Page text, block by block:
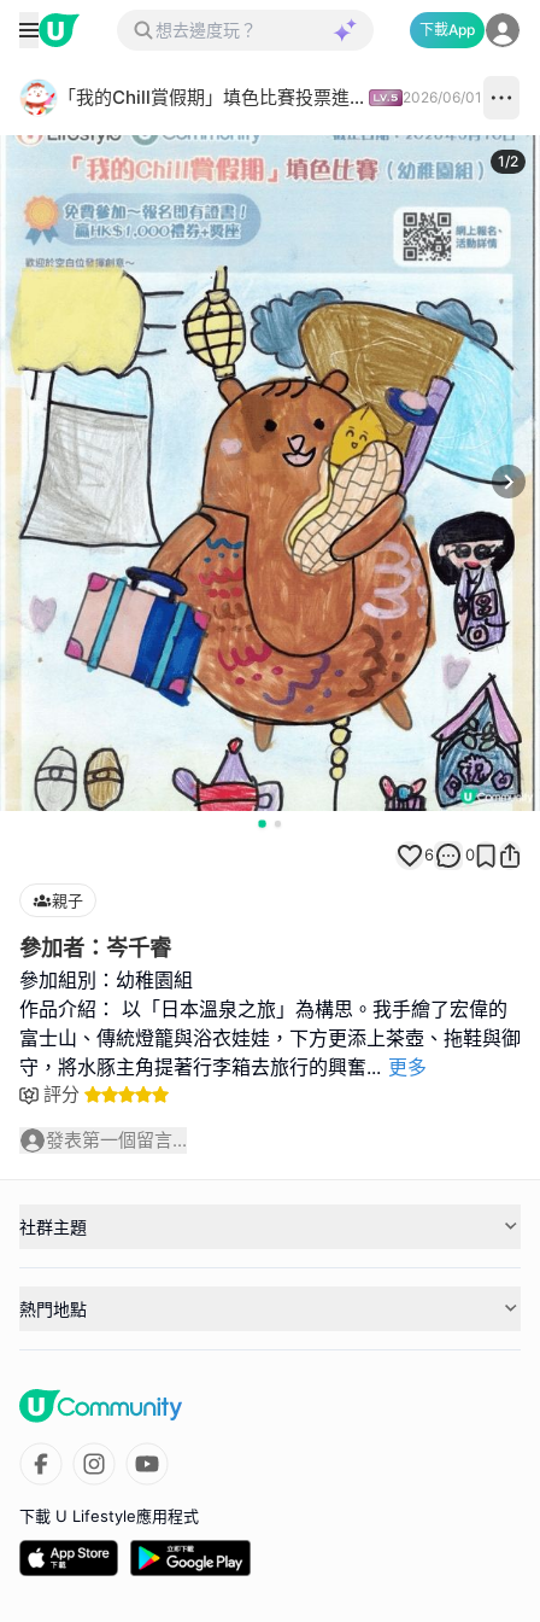
下載App
「我的Chill賞假期」填色比賽投票進行中✅ 2026/06/01
1/2
6 0
親子
參加者：岑千睿
參加組別：幼稚園組
作品介紹： 以「日本溫泉之旅」為構思。我手繪了宏偉的
富士山、傳統燈籠與浴衣娃娃，下方更添上茶壺、拖鞋與御
守，將水豚主角提著行李箱去旅行的興奮... 更多
評分
發表第一個留言...
社群主題
熱門地點
下載 U Lifestyle應用程式